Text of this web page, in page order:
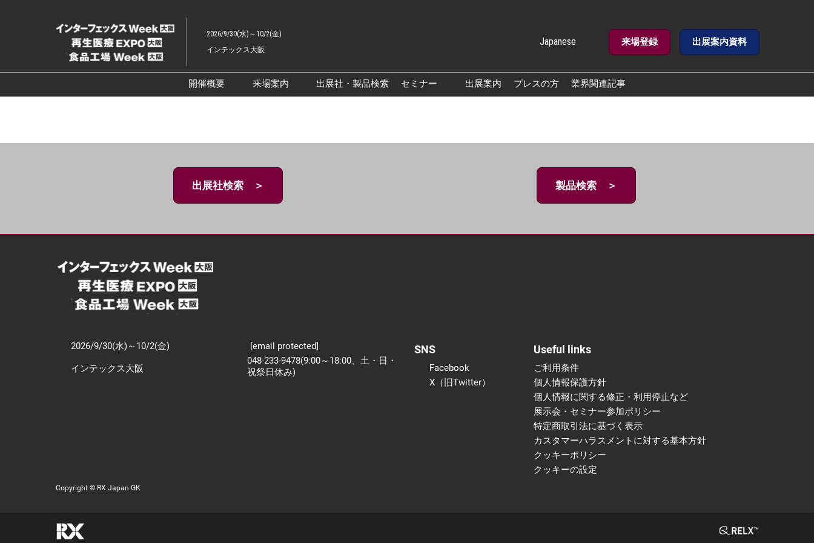
キ
進
2026/9/30(水)～10/2(金)
インテックス大阪
Japanese
English
Korean
来場登録 出展案内資料
開催概要
ファーマDX EXPO大阪
再生医療EXPO 大阪
来場案内
展示会・セミナー参加ポリ
展示会はじめてガイド
出展社・製品検索 セミナー 出展案内 プレスの方 業界関連記事
出展社検索 ＞ 製品検索 ＞
2026/9/30(水)～10/2(金)
インテックス大阪
[email protected]
048-233-9478(9:00～18:00、土・日・
祝祭日休み)
SNS
Facebook
X（旧Twitter）
Useful links
ご利用条件
個人情報保護方針
個人情報に関する修正・利用停止など
展示会・セミナー参加ポリシー
特定商取引法に基づく表示
カスタマーハラスメントに対する基本方針
クッキーポリシー
クッキーの設定
Copyright © RX Japan GK